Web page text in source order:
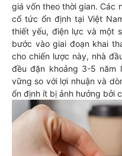
giá vốn theo thời gian. Các
cổ tức ổn định tại Việt
thiết yếu, điện lực và một
bước vào giai đoạn khai
cho chiến lược này, nhà
đều đặn khoảng 3-5
vững so với lợi nhuận và
ổn định ít bị ảnh hưởng bởi